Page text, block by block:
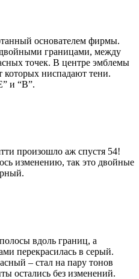
основателем фирмы.
границами, между
точек. В центре эмблемы
ниспадают тени.
и “B”.
произошло аж спустя 54!
изменению, так это двойные
вдоль границ, а
перекрасилась в серый.
– стал на пару тонов
остались без изменений.